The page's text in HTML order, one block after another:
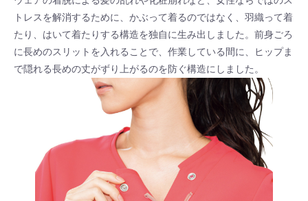
トレスを解消するために、かぶって着るのではなく、羽織って着
たり、はいて着たりする構造を独自に生み出しました。前身ごろ
に長めのスリットを入れることで、作業している間に、ヒップま
で隠れる長めの丈がずり上がるのを防ぐ構造にしました。